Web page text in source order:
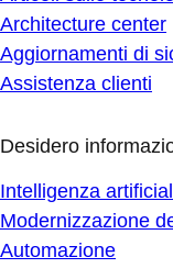
Architecture center
Aggiornamenti di
Assistenza clienti
Desidero
Intelligenza
Modernizzazione
Automazione